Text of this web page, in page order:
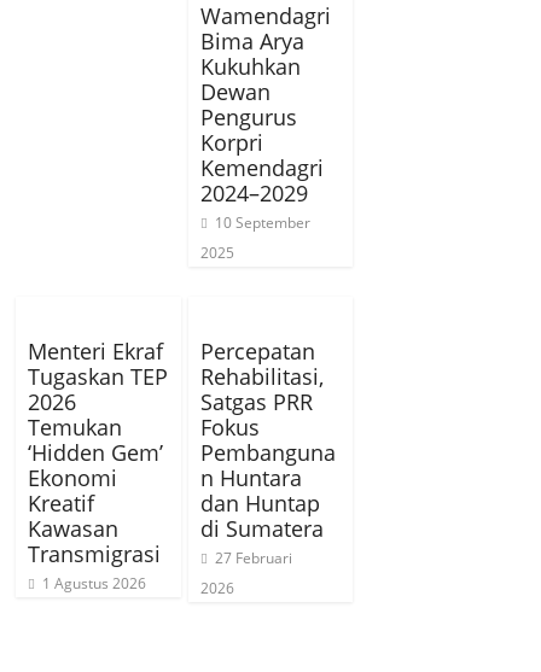
Wamendagri
Bima Arya
Kukuhkan
Dewan
Pengurus
Korpri
Kemendagri
2024–2029
10 September
2025
Menteri Ekraf
Tugaskan TEP
2026
Temukan
‘Hidden Gem’
Ekonomi
Kreatif
Kawasan
Transmigrasi
1 Agustus 2026
Percepatan
Rehabilitasi,
Satgas PRR
Fokus
Pembanguna
n Huntara
dan Huntap
di Sumatera
27 Februari
2026